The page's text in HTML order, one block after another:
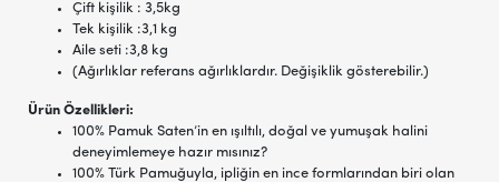
Çift kişilik : 3,5kg
Tek kişilik :3,1 kg
Aile seti :3,8 kg
(Ağırlıklar referans ağırlıklardır. Değişiklik gösterebilir.)
Ürün Özellikleri:
100% Pamuk Saten’in en ışıltılı, doğal ve yumuşak halini
deneyimlemeye hazır mısınız?
100% Türk Pamuğuyla, ipliğin en ince formlarından biri olan